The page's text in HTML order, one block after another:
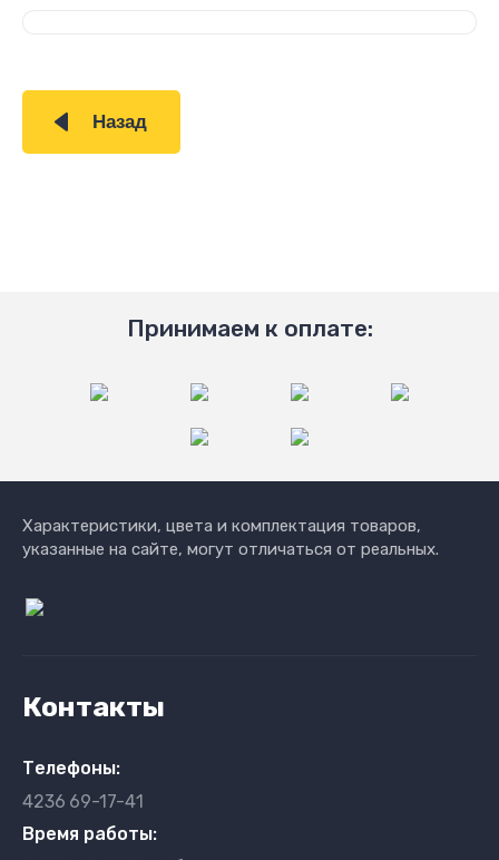
Назад
Принимаем к оплате:
Характеристики, цвета и комплектация товаров,
указанные на сайте, могут отличаться от реальных.
Контакты
Телефоны:
4236 69-17-41
Время работы: